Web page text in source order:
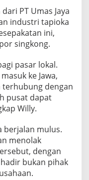
PT Umas Jaya
industri tapioka
ini,
singkong.
pasar lokal.
ke Jawa,
terhubung dengan
pusat dapat
Willy.
berjalan mulus.
menolak
dengan
bukan pihak